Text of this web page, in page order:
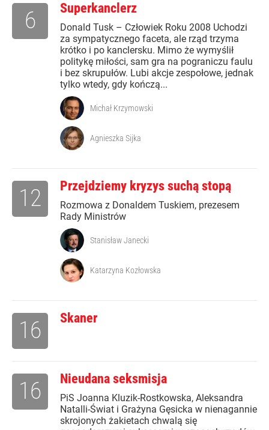
Superkanclerz
Donald Tusk – Człowiek Roku 2008 Uchodzi
za sympatycznego faceta, ale rząd trzyma
krótko i po kanclersku. Mimo że wymyślił
politykę miłości, sam gra na pograniczu faulu
i bez skrupułów. Lubi akcje zespołowe, jednak
tylko wtedy, gdy kończą...
6
Michał Krzymowski
Agnieszka Sijka
Przejdziemy kryzys suchą stopą
Rozmowa z Donaldem Tuskiem, prezesem
Rady Ministrów
12
Stanisław Janecki
Katarzyna Kozłowska
Skaner
16
Nieudana seksmisja
PiS Joanna Kluzik-Rostkowska, Aleksandra
Natalli-Świat i Grażyna Gęsicka w nienagannie
skrojonych żakietach chwalą się
16